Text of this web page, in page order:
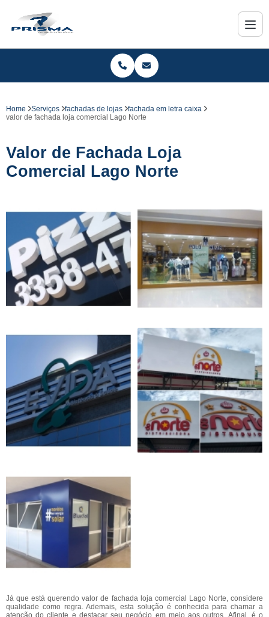
Home Serviços fachadas de lojas
fachada em letra caixa
valor de fachada loja comercial Lago Norte
Valor de Fachada Loja
Comercial Lago Norte
Já que está querendo valor de fachada loja comercial Lago Norte, considere
qualidade como regra. Ademais, esta solução é conhecida para chamar a
atenção do cliente e destacar seu negócio em meio aos outros. Afinal, é o